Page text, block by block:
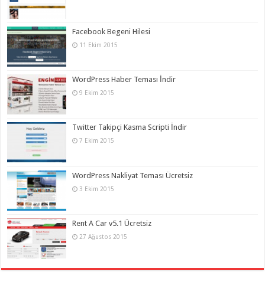
Facebook Begeni Hilesi
11 Ekim 2015
WordPress Haber Teması İndir
9 Ekim 2015
Twitter Takipçi Kasma Scripti İndir
7 Ekim 2015
WordPress Nakliyat Teması Ücretsiz
3 Ekim 2015
Rent A Car v5.1 Ücretsiz
27 Ağustos 2015